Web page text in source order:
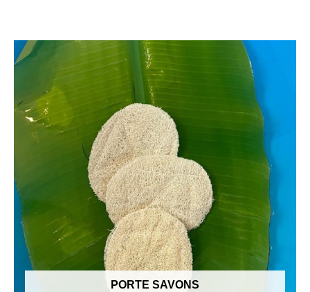
PORTE SAVONS